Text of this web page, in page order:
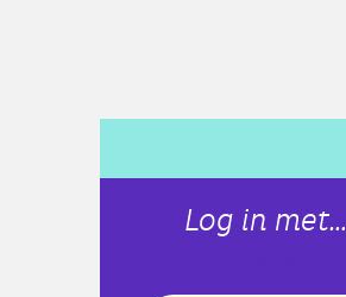
Log in met…